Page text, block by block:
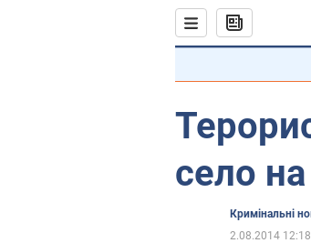
село
Кримінальні
2.08.2014 12:18